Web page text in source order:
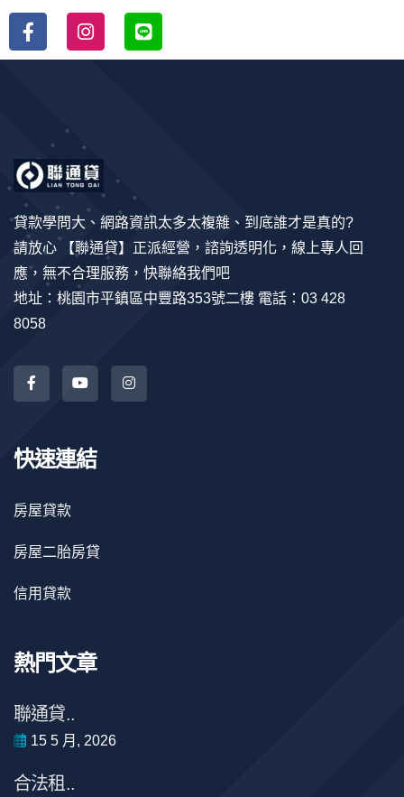
貸款學問大、網路資訊太多太複雜、到底誰才是真的?
請放心 【聯通貸】正派經營，諮詢透明化，線上專人回
應，無不合理服務，快聯絡我們吧
地址：桃園市平鎮區中豐路353號二樓 電話：03 428
8058
快速連結
房屋貸款
房屋二胎房貸
信用貸款
熱門文章
聯通貸..
15 5 月, 2026
合法租..